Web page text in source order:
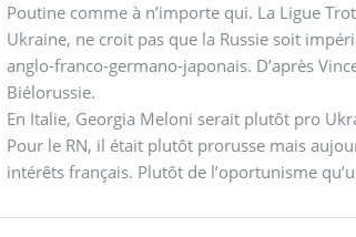
Poutine comme à n’importe qui. La Ligue
Ukraine, ne croit pas que la Russie soit
anglo-franco-germano-japonais. D’après
Biélorussie.
En Italie, Georgia Meloni serait plutôt pro
Pour le RN, il était plutôt prorusse mais
intérêts français. Plutôt de l’oportunisme